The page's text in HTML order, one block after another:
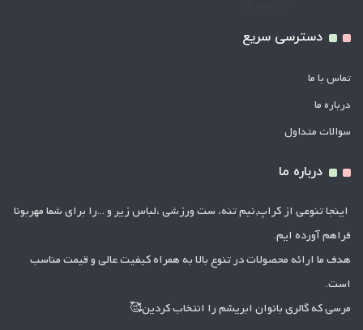
دسترسی سریع
تماس با ما
درباره ما
سوالات متداول
درباره ما
اینجا تنوعی از کراپ,نیم تنه، ست ورزشی ،لباس زیر و ...را برای شما مهربونا
فراهم آورده ایم.
هدف ما ارائه محصولات در تنوع بالا به همراه کیفیت عالی و قیمت مناسب
است.
مرسی که گالری بانوان ابریشم را انتخاب کردین🥰